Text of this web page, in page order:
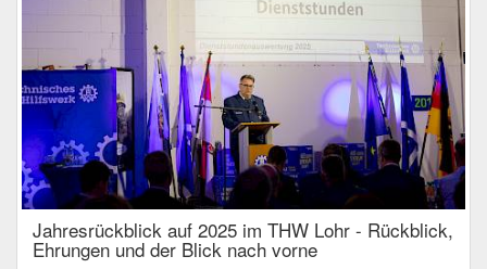
Jahresrückblick auf 2025 im THW Lohr - Rückblick,
Ehrungen und der Blick nach vorne